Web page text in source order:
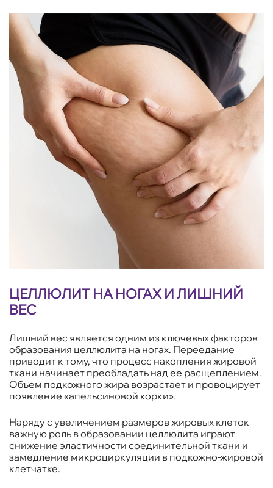
ЦЕЛЛЮЛИТ НА НОГАХ И ЛИШНИЙ
ВЕС
Лишний вес является одним из ключевых факторов
образования целлюлита на ногах. Переедание
приводит к тому, что процесс накопления жировой
ткани начинает преобладать над ее расщеплением.
Объем подкожного жира возрастает и провоцирует
появление «апельсиновой корки».
Наряду с увеличением размеров жировых клеток
важную роль в образовании целлюлита играют
снижение эластичности соединительной ткани и
замедление микроциркуляции в подкожно-жировой
клетчатке.